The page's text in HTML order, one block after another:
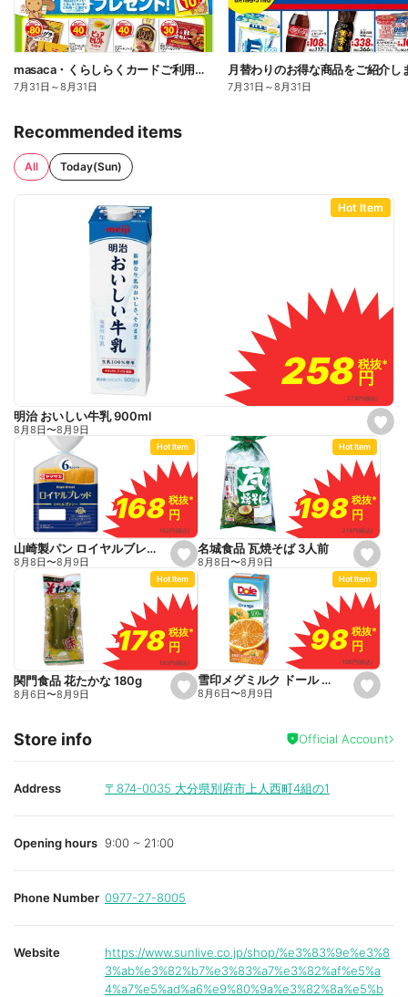
masaca・くらしらくカードご利用・ご提示でポイントゲット!
7月31日 ～8月31日
月替わりのお得な商品をご紹介し
7月31日 ～8月31日
Recommended items
All Today(Sun)
s
e
Hot Item
258
258税抜*
税抜*
円
円
279円(税込)
明治 おいしい牛乳 900ml
8月8日〜8月9日
s
e
t
f
a
o
r
t
e
Hot Item
168
168税抜*
税抜*
円
円
182円(税込)
山崎製パン ロイヤルブレッド 6枚切
8月8日〜8月9日
s
e
t
f
a
o
r
t
e
Hot Item
198
198 税抜*
税抜*
円
円
214円(税込)
名城食品 瓦焼そば 3人前
8月8日〜8月9日
s
e
i
t
Hot Item
178
178税抜*
税抜*
円
円
193円(税込)
関門食品 花たかな 180g
8月6日〜8月9日
s
e
a
Hot Item
98
98 税抜*
税抜*
円
円
106円(税込)
雪印メグミルク ドール オレンジ 200ml
8月6日〜8月9日
Store info Official Account
Address 〒874-0035 大分県別府市上人西町4組の1
Opening hours 9:00 ~ 21:00
Phone Number 0977-27-8005
Website
https://www.sunlive.co.jp/shop/%e3%83%9e%e3%8
3%ab%e3%82%b7%e3%83%a7%e3%82%af%e5%a
4%a7%e5%ad%a6%e9%80%9a%e3%82%8a%e5%b